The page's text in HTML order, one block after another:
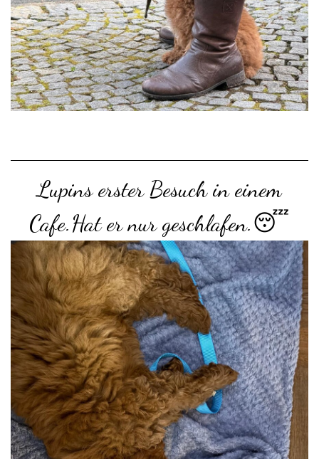
Lupins erster Besuch in einem
Cafe.Hat er nur geschlafen.😴